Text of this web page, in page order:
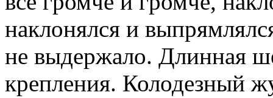
наклонялся и
не выдержало. Длинная
крепления. Колодезный